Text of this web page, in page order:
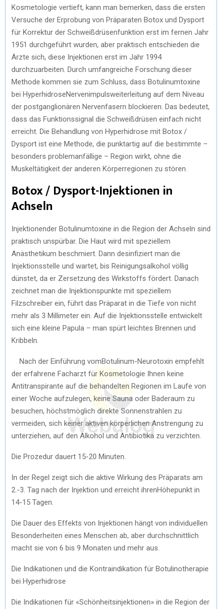
Kosmetologie vertieft, kann man bemerken, dass die ersten
Versuche der Erprobung von Präparaten Botox und Dysport
für Korrektur der Schweißdrüsenfunktion erst im fernen Jahr
1951 durchgeführt wurden, aber praktisch entschieden die
Ärzte sich, diese Injektionen erst im Jahr 1994
durchzuarbeiten. Durch umfangreiche Forschung dieser
Methode kommen sie zum Schluss, dass Botulinumtoxine
bei HyperhidroseNervenimpulsweiterleitung auf dem Niveau
der postganglionären Nervenfasern blockieren. Das bedeutet,
dass das Funktionssignal die Schweißdrüsen einfach nicht
erreicht. Die Behandlung von Hyperhidrose mit Botox /
Dysport ist eine Methode, die punktartig auf die bestimmte –
besonders problemanfällige – Region wirkt, ohne die
Muskeltätigkeit der anderen Körperregionen zu stören.
Botox / Dysport-Injektionen in
Achseln
Injektionender Botulinumtoxine in die Region der Achseln sind
praktisch unspürbar. Die Haut wird mit speziellem
Anästhetikum beschmiert. Dann desinfiziert man die
Injektionsstelle und wartet, bis Reinigungsalkohol völlig
dünstet, da er Zersetzung des Wirkstoffs fördert. Danach
zeichnet man die Injektionspunkte mit speziellem
Filzschreiber ein, führt das Präparat in die Tiefe von nicht
mehr als 3 Millimeter ein. Auf die Injektionsstelle entwickelt
sich eine kleine Papula – man spürt leichtes Brennen und
Kribbeln.
Nach der Einführung vomBotulinum-Neurotoxin empfehlt
der erfahrene Facharzt für Kosmetologie Ihnen keine
Antitranspirante auf die behandelten Regionen im Laufe von
einer Woche aufzulegen, keine Sauna oder Baderaum zu
besuchen, höchstmöglich direkte Sonnenstrahlen zu
vermeiden, sich keiner aktiven körperlichen Anstrengung zu
unterziehen, auf den Alkohol und Antibiotika zu verzichten.
Die Prozedur dauert 15-20 Minuten.
In der Regel zeigt sich die aktive Wirkung des Präparats am
2.-3. Tag nach der Injektion und erreicht ihrenHöhepunkt in
14-15 Tagen.
Die Dauer des Effekts von Injektionen hängt von individuellen
Besonderheiten eines Menschen ab, aber durchschnittlich
macht sie von 6 bis 9 Monaten und mehr aus.
Die Indikationen und die Kontraindikation für Botulinotherapie
bei Hyperhidrose
Die Indikationen für «Schönheitsinjektionen» in die Region der